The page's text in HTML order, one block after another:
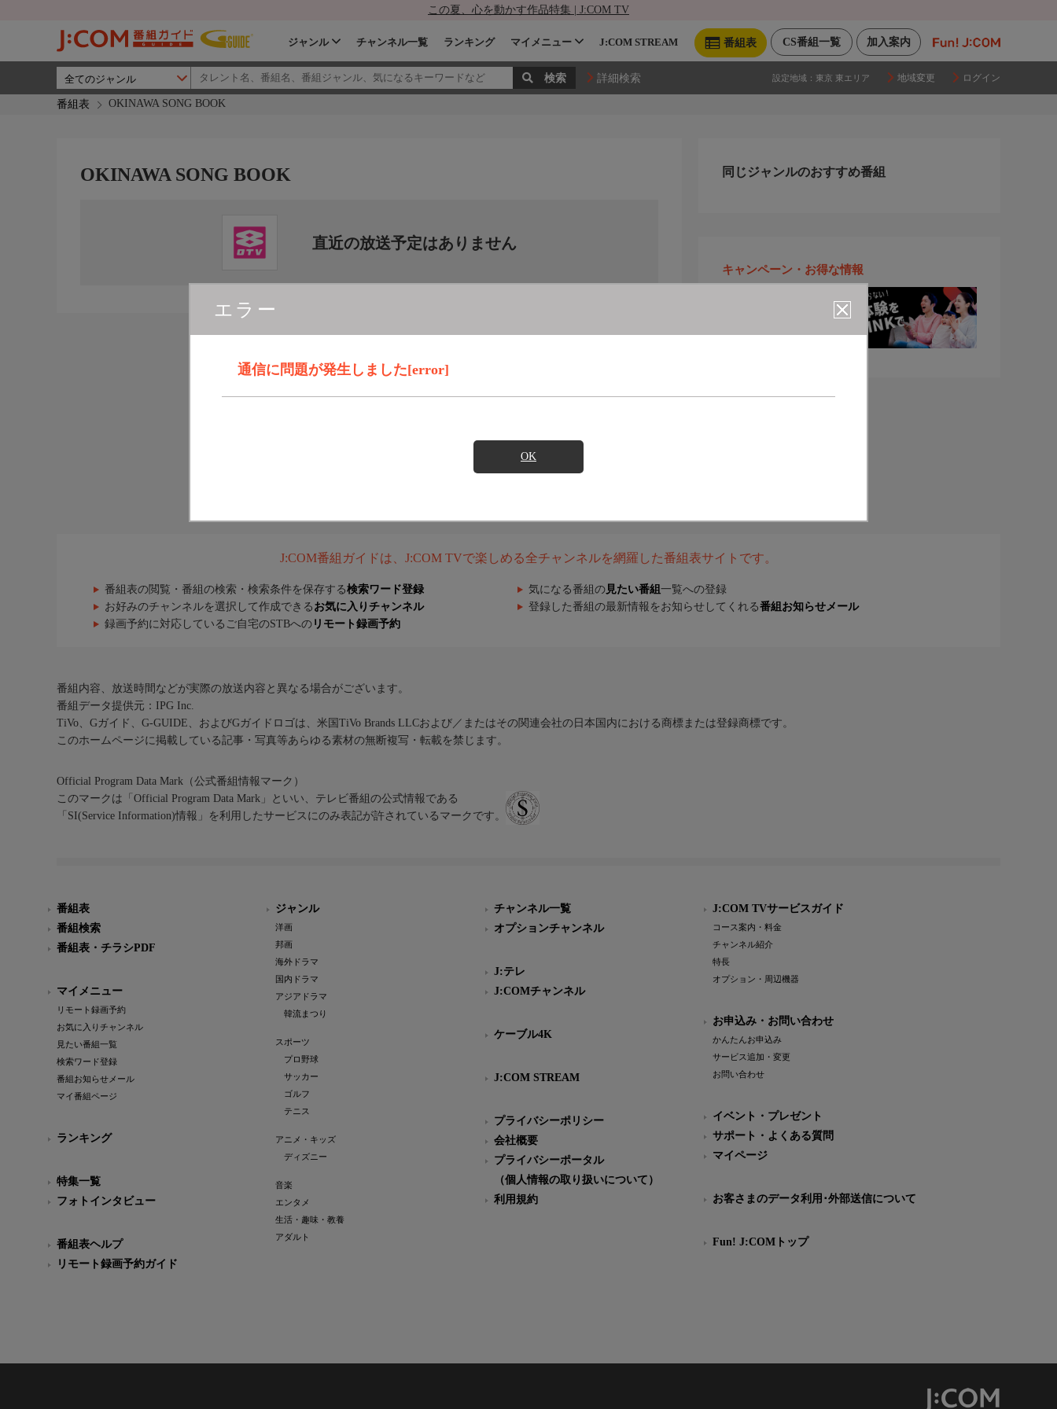
この夏、心を動かす作品特集 | J:COM TV
加入案内
CS番組一覧
番組表
ジャンル チャンネル一覧 ランキング マイメニュー J:COM STREAM
詳細検索 設定地域： 東京 東エリア 地域変更 ログイン
番組表 OKINAWA SONG BOOK
エラー
通信に問題が発生しました[error]
OK
OKINAWA SONG BOOK
直近の放送予定はありません
同じジャンルのおすすめ番組
キャンペーン・お得な情報
J:COM番組ガイドは、J:COM TVで楽しめる全チャンネルを網羅した番組表サイトです。
番組表の閲覧・番組の検索・検索条件を保存する検索ワード登録 気になる番組の 見たい番組 一覧への登録
お好みのチャンネルを選択して作成できる お気に入りチャンネル 登録した番組の最新情報をお知らせしてくれる番組お知らせメール
録画予約に対応しているご自宅のSTBへの リモート録画予約
番組内容、放送時間などが実際の放送内容と異なる場合がございます。
番組データ提供元：IPG Inc.
TiVo、Gガイド、G-GUIDE、およびGガイドロゴは、米国TiVo Brands LLCおよび／またはその関連会社の日本国内における商標または登録商標です。
このホームページに掲載している記事・写真等あらゆる素材の無断複写・転載を禁じます。
Official Program Data Mark（公式番組情報マーク）
このマークは「Official Program Data Mark」といい、テレビ番組の公式情報である
「SI(Service Information)情報」を利用したサービスにのみ表記が許されているマークです。
番組表
番組検索
番組表・チラシPDF
マイメニュー
リモート録画予約
お気に入りチャンネル
見たい番組一覧
検索ワード登録
番組お知らせメール
マイ番組ページ
ランキング
特集一覧
フォトインタビュー
番組表ヘルプ
リモート録画予約ガイド
ジャンル
洋画
邦画
海外ドラマ
国内ドラマ
アジアドラマ
韓流まつり
スポーツ
プロ野球
サッカー
ゴルフ
テニス
アニメ・キッズ
ディズニー
音楽
エンタメ
生活・趣味・教養
アダルト
チャンネル一覧
オプションチャンネル
J:テレ
J:COMチャンネル
ケーブル4K
J:COM STREAM
プライバシーポリシー
会社概要
プライバシーポータル
（個人情報の取り扱いについて）
利用規約
J:COM TVサービスガイド
コース案内・料金
チャンネル紹介
特長
オプション・周辺機器
お申込み・お問い合わせ
かんたんお申込み
サービス追加・変更
お問い合わせ
イベント・プレゼント
サポート・よくある質問
マイページ
お客さまのデータ利用･外部送信について
Fun! J:COMトップ